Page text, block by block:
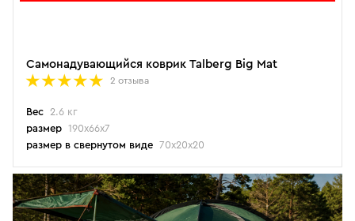
Самонадувающийся коврик Talberg Big Mat
2 отзыва
Вес
2.6 кг
размер
190х66х7
размер в свернутом виде
70х20х20